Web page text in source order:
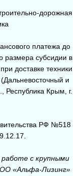
дорожная
платежа до
размера субсидии в
доставке техники
и
Республика Крым, г.
РФ №518
с крупными
«Альфа-Лизинг»